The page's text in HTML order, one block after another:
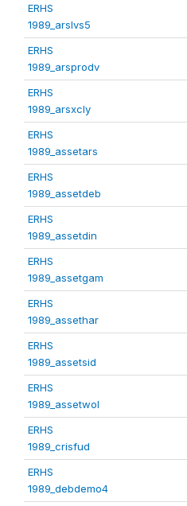
ERHS
1989_arslvs5
ERHS
1989_arsprodv
ERHS
1989_arsxcly
ERHS
1989_assetars
ERHS
1989_assetdeb
ERHS
1989_assetdin
ERHS
1989_assetgam
ERHS
1989_assethar
ERHS
1989_assetsid
ERHS
1989_assetwol
ERHS
1989_crisfud
ERHS
1989_debdemo4